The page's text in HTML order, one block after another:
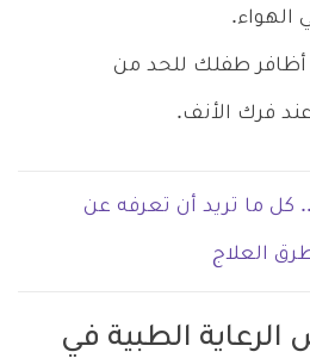
الهواء.
أظافر طفلك للحد من
فرك الأنف.
كل ما تريد أن تعرفه عن
العلاج
الطبية في